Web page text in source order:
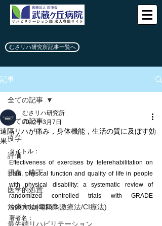
記事
全ての記事
疫学
評価
摂食・嚥下
医学的処置
治療方法(電気刺激療法/CI療法)
最先端リハビリテーション
全ての記事
遠隔リハが痛み，身体機能，生活の質に及ぼす効
果
むさリハ研究所
2022年3月7日
タイトル：
Effectiveness of exercises by telerehabilitation on
pain, physical function and quality of life in people
with physical disability: a systematic review of
randomized controlled trials with GRADE
recommendations
著者名：
むさリハ研究所記事一覧へ